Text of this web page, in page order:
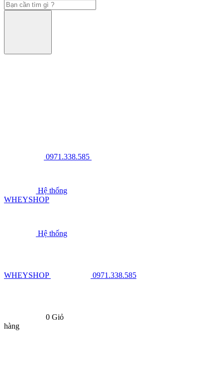
0971.338.585
Hệ thống
WHEYSHOP
Hệ thống
WHEYSHOP 0971.338.585
0 Giỏ
hàng